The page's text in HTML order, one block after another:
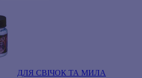
ДЛЯ СВІЧОК ТА МИЛА